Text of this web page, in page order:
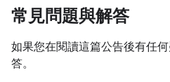
常見問題與解答
如果您在閱讀這篇公告後有任
答。